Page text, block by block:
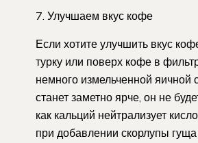
7. Улучшаем вкус кофе
Если хотите улучшить вкус
турку или поверх кофе в
немного измельченной яичной
станет заметно ярче, он не
как кальций нейтрализует
при добавлении скорлупы гуща